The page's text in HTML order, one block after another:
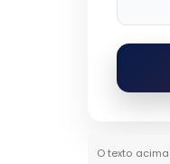
O texto acima